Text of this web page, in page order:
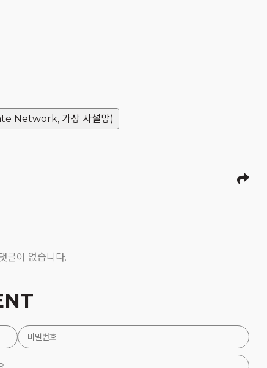
Network, 가상 사설망)
글이 없습니다.